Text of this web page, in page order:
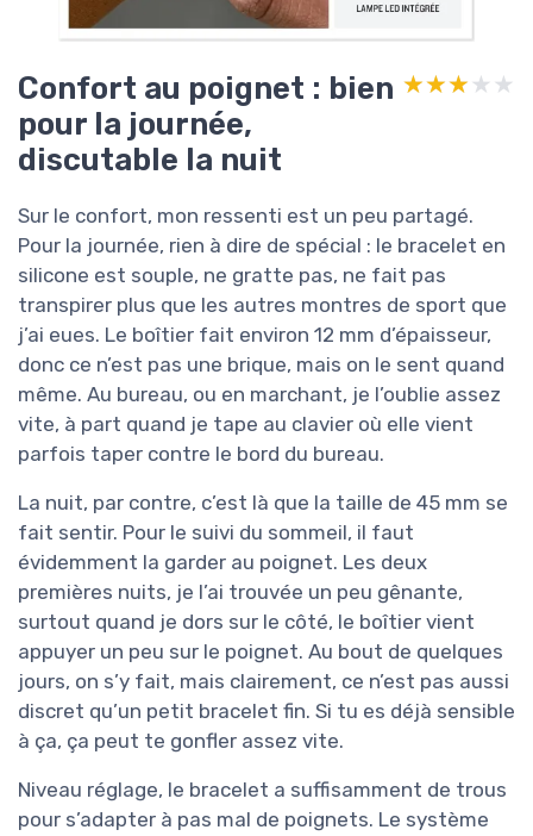
Confort au poignet : bien
pour la journée,
discutable la nuit
★★★★★
★★★★★
Sur le confort, mon ressenti est un peu partagé.
Pour la journée, rien à dire de spécial : le bracelet en
silicone est souple, ne gratte pas, ne fait pas
transpirer plus que les autres montres de sport que
j’ai eues. Le boîtier fait environ 12 mm d’épaisseur,
donc ce n’est pas une brique, mais on le sent quand
même. Au bureau, ou en marchant, je l’oublie assez
vite, à part quand je tape au clavier où elle vient
parfois taper contre le bord du bureau.
La nuit, par contre, c’est là que la taille de 45 mm se
fait sentir. Pour le suivi du sommeil, il faut
évidemment la garder au poignet. Les deux
premières nuits, je l’ai trouvée un peu gênante,
surtout quand je dors sur le côté, le boîtier vient
appuyer un peu sur le poignet. Au bout de quelques
jours, on s’y fait, mais clairement, ce n’est pas aussi
discret qu’un petit bracelet fin. Si tu es déjà sensible
à ça, ça peut te gonfler assez vite.
Niveau réglage, le bracelet a suffisamment de trous
pour s’adapter à pas mal de poignets. Le système